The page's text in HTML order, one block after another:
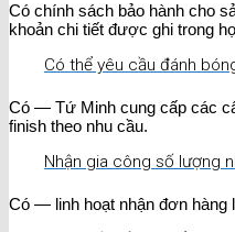
Có chính sách bảo hành cho
khoản chi tiết được ghi trong
Có thể yêu cầu đánh
Có — Tứ Minh cung cấp các
finish theo nhu cầu.
Nhận gia công số lượng
Có — linh hoạt nhận đơn hàng